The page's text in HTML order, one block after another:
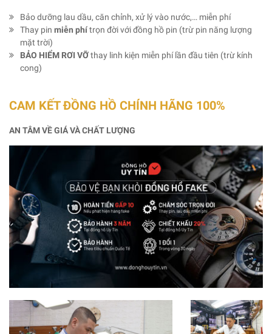
Bảo dưỡng lau dầu, căn chỉnh, xử lý vào nước,… miễn phí
Thay pin miễn phítrọn đời với đồng hồ pin (trừ pin năng lượng
mặt trời)
BẢO HIỂM RƠI VỠthay linh kiện miễn phí lần đầu tiên (trừ kính
cong)
CAM KẾT ĐỒNG HỒ CHÍNH HÃNG 100%
AN TÂM VỀ GIÁ VÀ CHẤT LƯỢNG